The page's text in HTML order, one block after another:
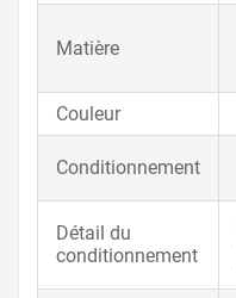
Matière
Couleur
Conditionnement
Détail du
conditionnement